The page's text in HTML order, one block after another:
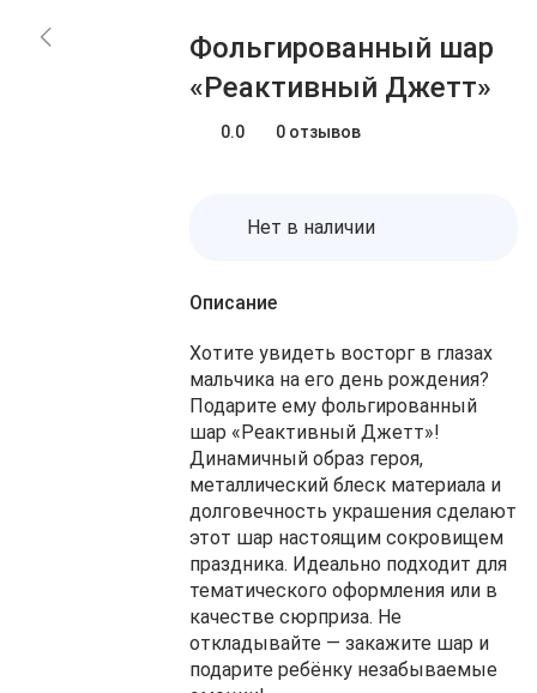
Блог
О нас
Заказы
Фольгированный шар
«Реактивный Джетт»
0.0 0 отзывов
Нет в наличии
Описание
Хотите увидеть восторг в глазах
мальчика на его день рождения?
Подарите ему фольгированный
шар «Реактивный Джетт»!
Динамичный образ героя,
металлический блеск материала и
долговечность украшения сделают
этот шар настоящим сокровищем
праздника. Идеально подходит для
тематического оформления или в
качестве сюрприза. Не
откладывайте — закажите шар и
подарите ребёнку незабываемые